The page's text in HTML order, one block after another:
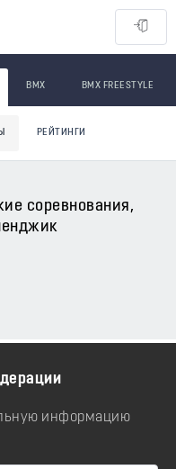
BMX BMX FREESTYLE
РЕЙТИНГИ
соревнования,
информацию